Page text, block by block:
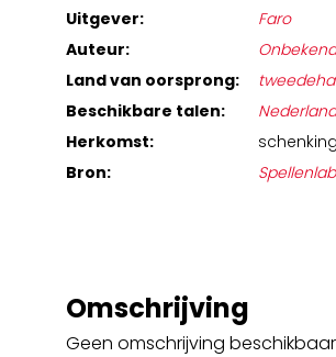
Uitgever:
Faro
Auteur:
Onbekend
Land van oorsprong:
Beschikbare talen:
Herkomst:
Bron:
Spellenlab
Omschrijving
Geen omschrijving beschikbaar